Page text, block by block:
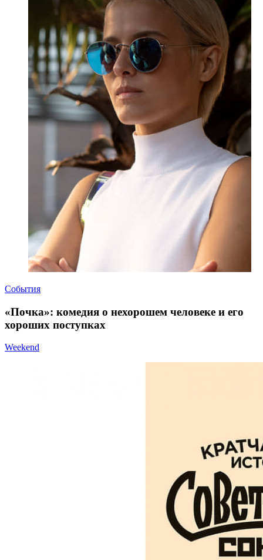
События
«Почка»: комедия о нехорошем человеке и его
хороших поступках
Weekend